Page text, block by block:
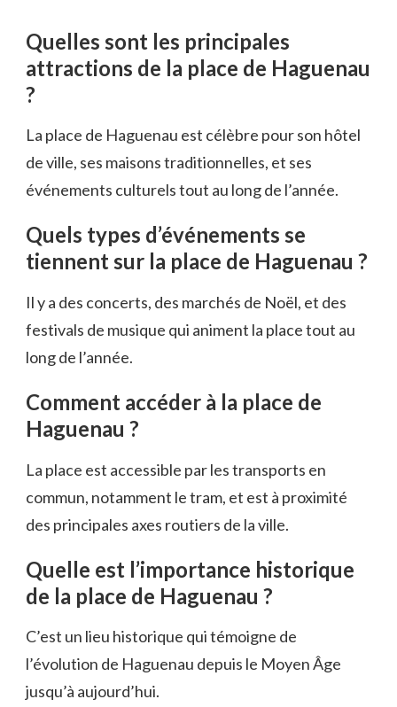
Quelles sont les principales
attractions de la place de Haguenau
?
La place de Haguenau est célèbre pour son hôtel
de ville, ses maisons traditionnelles, et ses
événements culturels tout au long de l’année.
Quels types d’événements se
tiennent sur la place de Haguenau ?
Il y a des concerts, des marchés de Noël, et des
festivals de musique qui animent la place tout au
long de l’année.
Comment accéder à la place de
Haguenau ?
La place est accessible par les transports en
commun, notamment le tram, et est à proximité
des principales axes routiers de la ville.
Quelle est l’importance historique
de la place de Haguenau ?
C’est un lieu historique qui témoigne de
l’évolution de Haguenau depuis le Moyen Âge
jusqu’à aujourd’hui.